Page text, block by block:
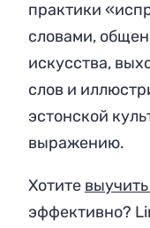
практики
словами,
искусства,
слов и
эстонской
выражению.
Хотите
эффективно?